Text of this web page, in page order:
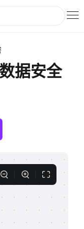
据安全